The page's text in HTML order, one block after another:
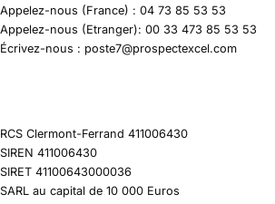
Appelez-nous (France) : 04 73 85 53 53
Appelez-nous (Etranger): 00 33 473 85 53 53
Écrivez-nous : poste7@prospectexcel.com
RCS Clermont-Ferrand 411006430
SIREN 411006430
SIRET 41100643000036
SARL au capital de 10 000 Euros